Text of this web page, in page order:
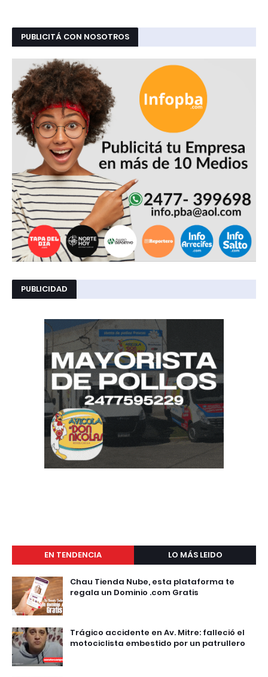
PUBLICITÁ CON NOSOTROS
PUBLICIDAD
EN TENDENCIA LO MÁS LEIDO
Chau Tienda Nube, esta plataforma te
regala un Dominio .com Gratis
Trágico accidente en Av. Mitre: falleció el
motociclista embestido por un patrullero